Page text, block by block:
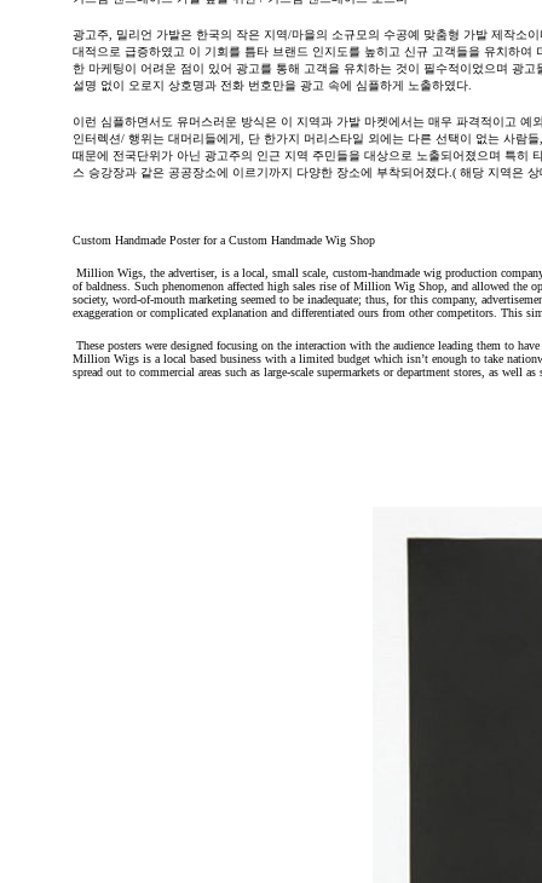
광고주 밀리언 가발은 한국의 작은 지역/마을의 소규모의 수공예 맞춤형 가발 제작소이
대적으로 급증하였고 이 기회를 틈타 브랜드 인지도를 높히고 신규 고객들을 유치하
한 마케팅이 어려운 점이 있어 광고를 통해 고객을 유치하는 것이 필수적이었으며 광
설명 없이 오로지 상호명과 전화 번호만을 광고 속에 심플하게 노출하였다
이런 심플하면서도 유머스러운 방식은 이 지역과 가발 마켓에서는 매우 파격적이고 예
인터렉션/ 행위는 대머리들에게 단 한가지 머리스타일 외에는 다른 선택이 없는 사람들
때문에 전국단위가 아닌 광고주의 인근 지역 주민들을 대상으로 노출되어졌으며 특히
스 승강장과 같은 공공장소에 이르기까지 다양한 장소에 부착되어졌다 .( 해당 지역은
Custom Handmade Poster for a Custom Handmade Wig Shop
Million Wigs, the advertiser, is a local, small scale, custom-handmade wig production
of baldness. Such phenomenon affected high sales rise of Million Wig Shop, and allowed the
society, word-of-mouth marketing seemed to be inadequate; thus, for this company,
exaggeration or complicated explanation and differentiated ours from other competitors. This
These posters were designed focusing on the interaction with the audience leading them to
Million Wigs is a local based business with a limited budget which isn’t enough to take
spread out to commercial areas such as large-scale supermarkets or department stores, as well